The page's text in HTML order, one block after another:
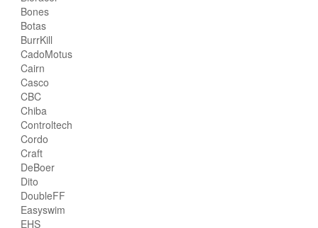
Bones
Botas
BurrKill
CadoMotus
Cairn
Casco
CBC
Chiba
Controltech
Cordo
Craft
DeBoer
Dito
DoubleFF
Easyswim
EHS